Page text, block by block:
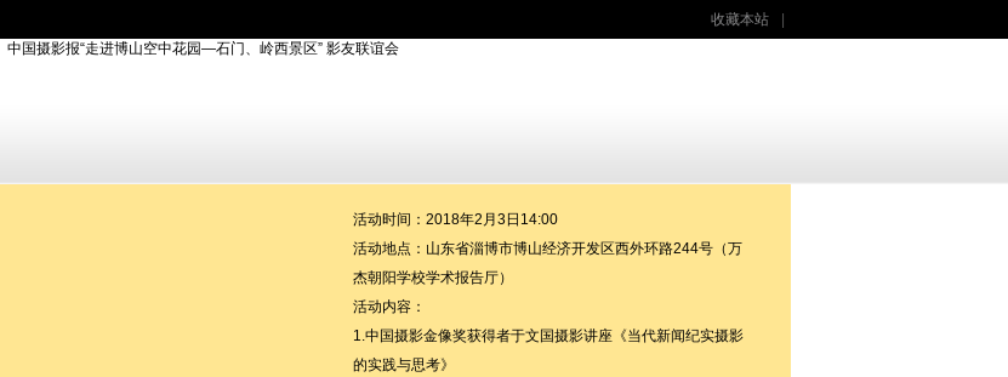
收藏本站
活动时间：2018年2月3日14:00
活动地点：山东省淄博市博山经济开发区西外环路244号（万
杰朝阳学校学术报告厅）
活动内容：
1.中国摄影金像奖获得者于文国摄影讲座《当代新闻纪实摄影
的实践与思考》